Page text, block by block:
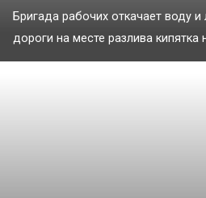
Бригада рабочих откачает воду и
дороги на месте разлива кипятка